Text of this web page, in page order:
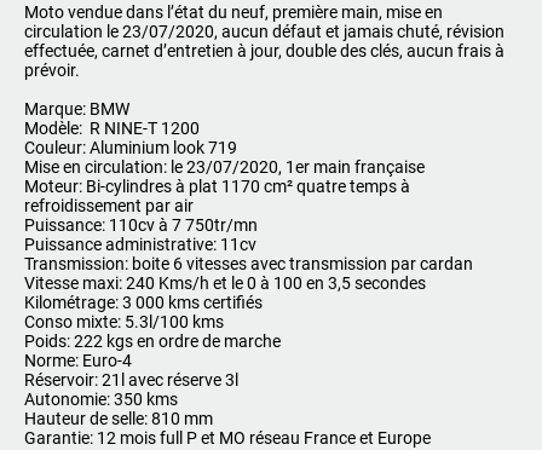
Moto vendue dans l’état du neuf, première main, mise en
circulation le 23/07/2020, aucun défaut et jamais chuté, révision
effectuée, carnet d’entretien à jour, double des clés, aucun frais à
prévoir.
Marque: BMW
Modèle: R NINE-T 1200
Couleur: Aluminium look 719
Mise en circulation: le 23/07/2020, 1er main française
Moteur: Bi-cylindres à plat 1170 cm² quatre temps à
refroidissement par air
Puissance: 110cv à 7 750tr/mn
Puissance administrative: 11cv
Transmission: boite 6 vitesses avec transmission par cardan
Vitesse maxi: 240 Kms/h et le 0 à 100 en 3,5 secondes
Kilométrage: 3 000 kms certifiés
Conso mixte: 5.3l/100 kms
Poids: 222 kgs en ordre de marche
Norme: Euro-4
Réservoir: 21l avec réserve 3l
Autonomie: 350 kms
Hauteur de selle: 810 mm
Garantie: 12 mois full P et MO réseau France et Europe